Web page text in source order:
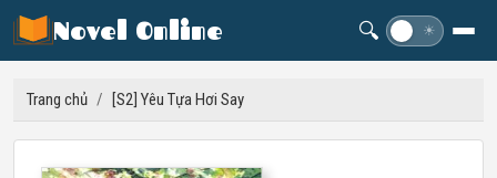
Novel Online 🔍 ☀
Trang chủ / [S2] Yêu Tựa Hơi Say